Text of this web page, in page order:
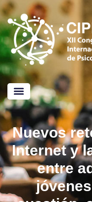
Nuevos
Internet y
entre